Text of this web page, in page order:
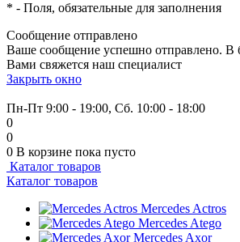
* - Поля, обязательные для заполнения
Сообщение отправлено
Ваше сообщение успешно отправлено. В
Вами свяжется наш специалист
Закрыть окно
Пн-Пт 9:00 - 19:00, Сб. 10:00 - 18:00
0
0
0 В корзине пока пусто
Каталог товаров
Каталог товаров
Mercedes Actros
Mercedes Atego
Mercedes Axor